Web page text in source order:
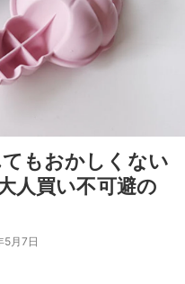
もおかしくない
人買い不可避の
月7日